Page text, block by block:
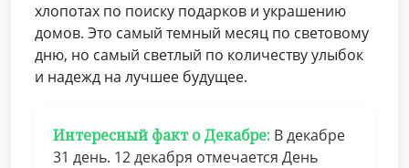
хлопотах по поиску подарков и украшению
домов. Это самый темный месяц по световому
дню, но самый светлый по количеству улыбок
и надежд на лучшее будущее.
Интересный факт о Декабре: В декабре
31 день. 12 декабря отмечается День